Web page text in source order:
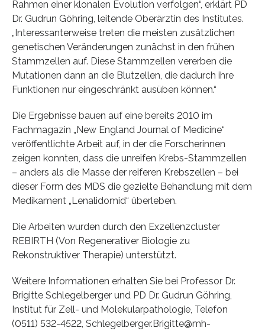
Rahmen einer klonalen Evolution verfolgen“, erklärt PD
Dr. Gudrun Göhring, leitende Oberärztin des Institutes.
„Interessanterweise treten die meisten zusätzlichen
genetischen Veränderungen zunächst in den frühen
Stammzellen auf. Diese Stammzellen vererben die
Mutationen dann an die Blutzellen, die dadurch ihre
Funktionen nur eingeschränkt ausüben können.“
Die Ergebnisse bauen auf eine bereits 2010 im
Fachmagazin „New England Journal of Medicine“
veröffentlichte Arbeit auf, in der die Forscherinnen
zeigen konnten, dass die unreifen Krebs-Stammzellen
– anders als die Masse der reiferen Krebszellen – bei
dieser Form des MDS die gezielte Behandlung mit dem
Medikament „Lenalidomid“ überleben.
Die Arbeiten wurden durch den Exzellenzcluster
REBIRTH (Von Regenerativer Biologie zu
Rekonstruktiver Therapie) unterstützt.
Weitere Informationen erhalten Sie bei Professor Dr.
Brigitte Schlegelberger und PD Dr. Gudrun Göhring,
Institut für Zell- und Molekularpathologie, Telefon
(0511) 532-4522, Schlegelberger.Brigitte@mh-